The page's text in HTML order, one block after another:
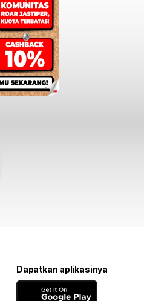
Dapatkan aplikasinya